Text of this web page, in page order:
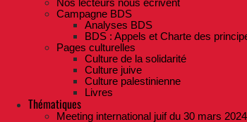
Nos lecteurs nous écrivent
Campagne BDS
Analyses BDS
BDS : Appels et Charte des
Pages culturelles
Culture de la solidarité
Culture juive
Culture palestinienne
Livres
Thématiques
Meeting international juif du 30 mars